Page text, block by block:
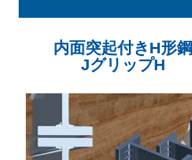
内面突起付きH形鋼
JグリップH